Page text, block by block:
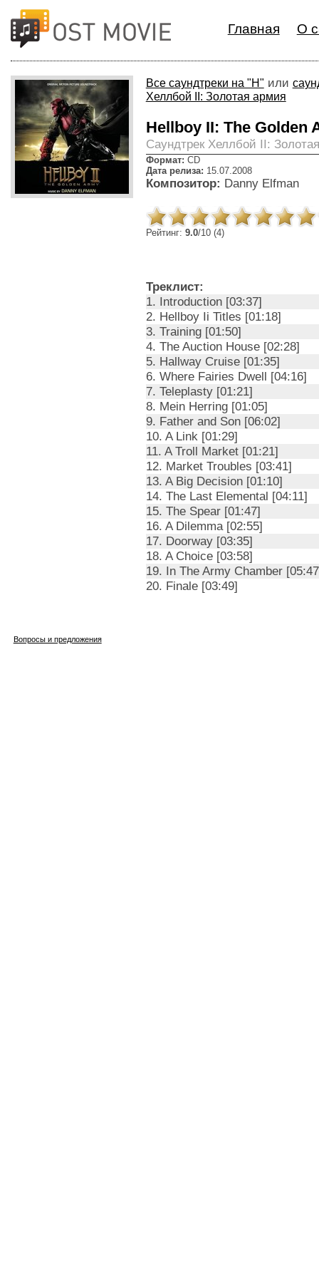
Главная О
Все саундтреки на "H" или
Хеллбой II: Золотая армия
Hellboy II: The Golden
Cаундтрек Хеллбой II:
Формат: CD
Дата релиза: 15.07.2008
Композитор: Danny Elfman
Рейтинг: 9.0/10 (4)
Треклист:
1. Introduction [03:37]
2. Hellboy Ii Titles [01:18]
3. Training [01:50]
4. The Auction House [02:28]
5. Hallway Cruise [01:35]
6. Where Fairies Dwell [04:16]
7. Teleplasty [01:21]
8. Mein Herring [01:05]
9. Father and Son [06:02]
10. A Link [01:29]
11. A Troll Market [01:21]
12. Market Troubles [03:41]
13. A Big Decision [01:10]
14. The Last Elemental [04:11]
15. The Spear [01:47]
16. A Dilemma [02:55]
17. Doorway [03:35]
18. A Choice [03:58]
19. In The Army Chamber
20. Finale [03:49]
Вопросы и предложения